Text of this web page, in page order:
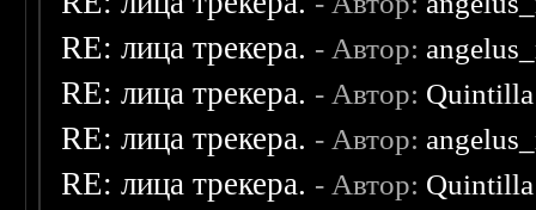
RE: лица трекера. - Автор:
RE: лица трекера. - Автор: Quintilla
RE: лица трекера. - Автор:
RE: лица трекера. - Автор: Quintilla